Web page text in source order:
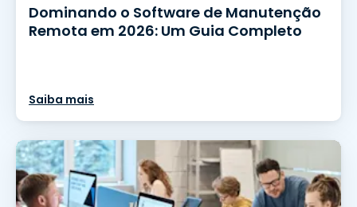
Dominando o Software de Manutenção
Remota em 2026: Um Guia Completo
Saiba mais